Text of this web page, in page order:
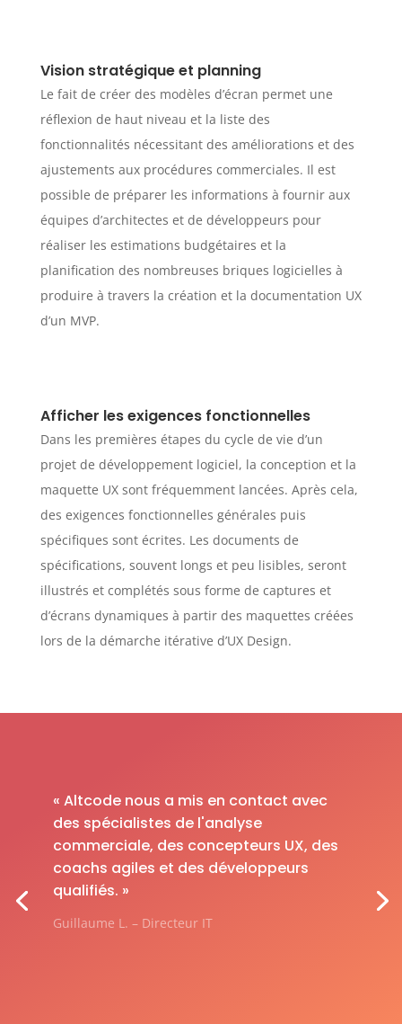
Vision stratégique et planning
Le fait de créer des modèles d’écran permet une
réflexion de haut niveau et la liste des
fonctionnalités nécessitant des améliorations et des
ajustements aux procédures commerciales. Il est
possible de préparer les informations à fournir aux
équipes d’architectes et de développeurs pour
réaliser les estimations budgétaires et la
planification des nombreuses briques logicielles à
produire à travers la création et la documentation UX
d’un MVP.
Afficher les exigences fonctionnelles
Dans les premières étapes du cycle de vie d’un
projet de développement logiciel, la conception et la
maquette UX sont fréquemment lancées. Après cela,
des exigences fonctionnelles générales puis
spécifiques sont écrites. Les documents de
spécifications, souvent longs et peu lisibles, seront
illustrés et complétés sous forme de captures et
d’écrans dynamiques à partir des maquettes créées
lors de la démarche itérative d’UX Design.
« Altcode nous a mis en contact avec
des spécialistes de l'analyse
commerciale, des concepteurs UX, des
coachs agiles et des développeurs
qualifiés. »
Guillaume L. – Directeur IT